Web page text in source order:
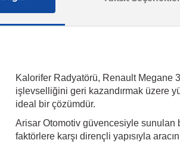
Kalorifer Radyatörü, Renault Megane
işlevselliğini geri kazandırmak üzere
ideal bir çözümdür.
Arisar Otomotiv güvencesiyle sunulan
faktörlere karşı dirençli yapısıyla